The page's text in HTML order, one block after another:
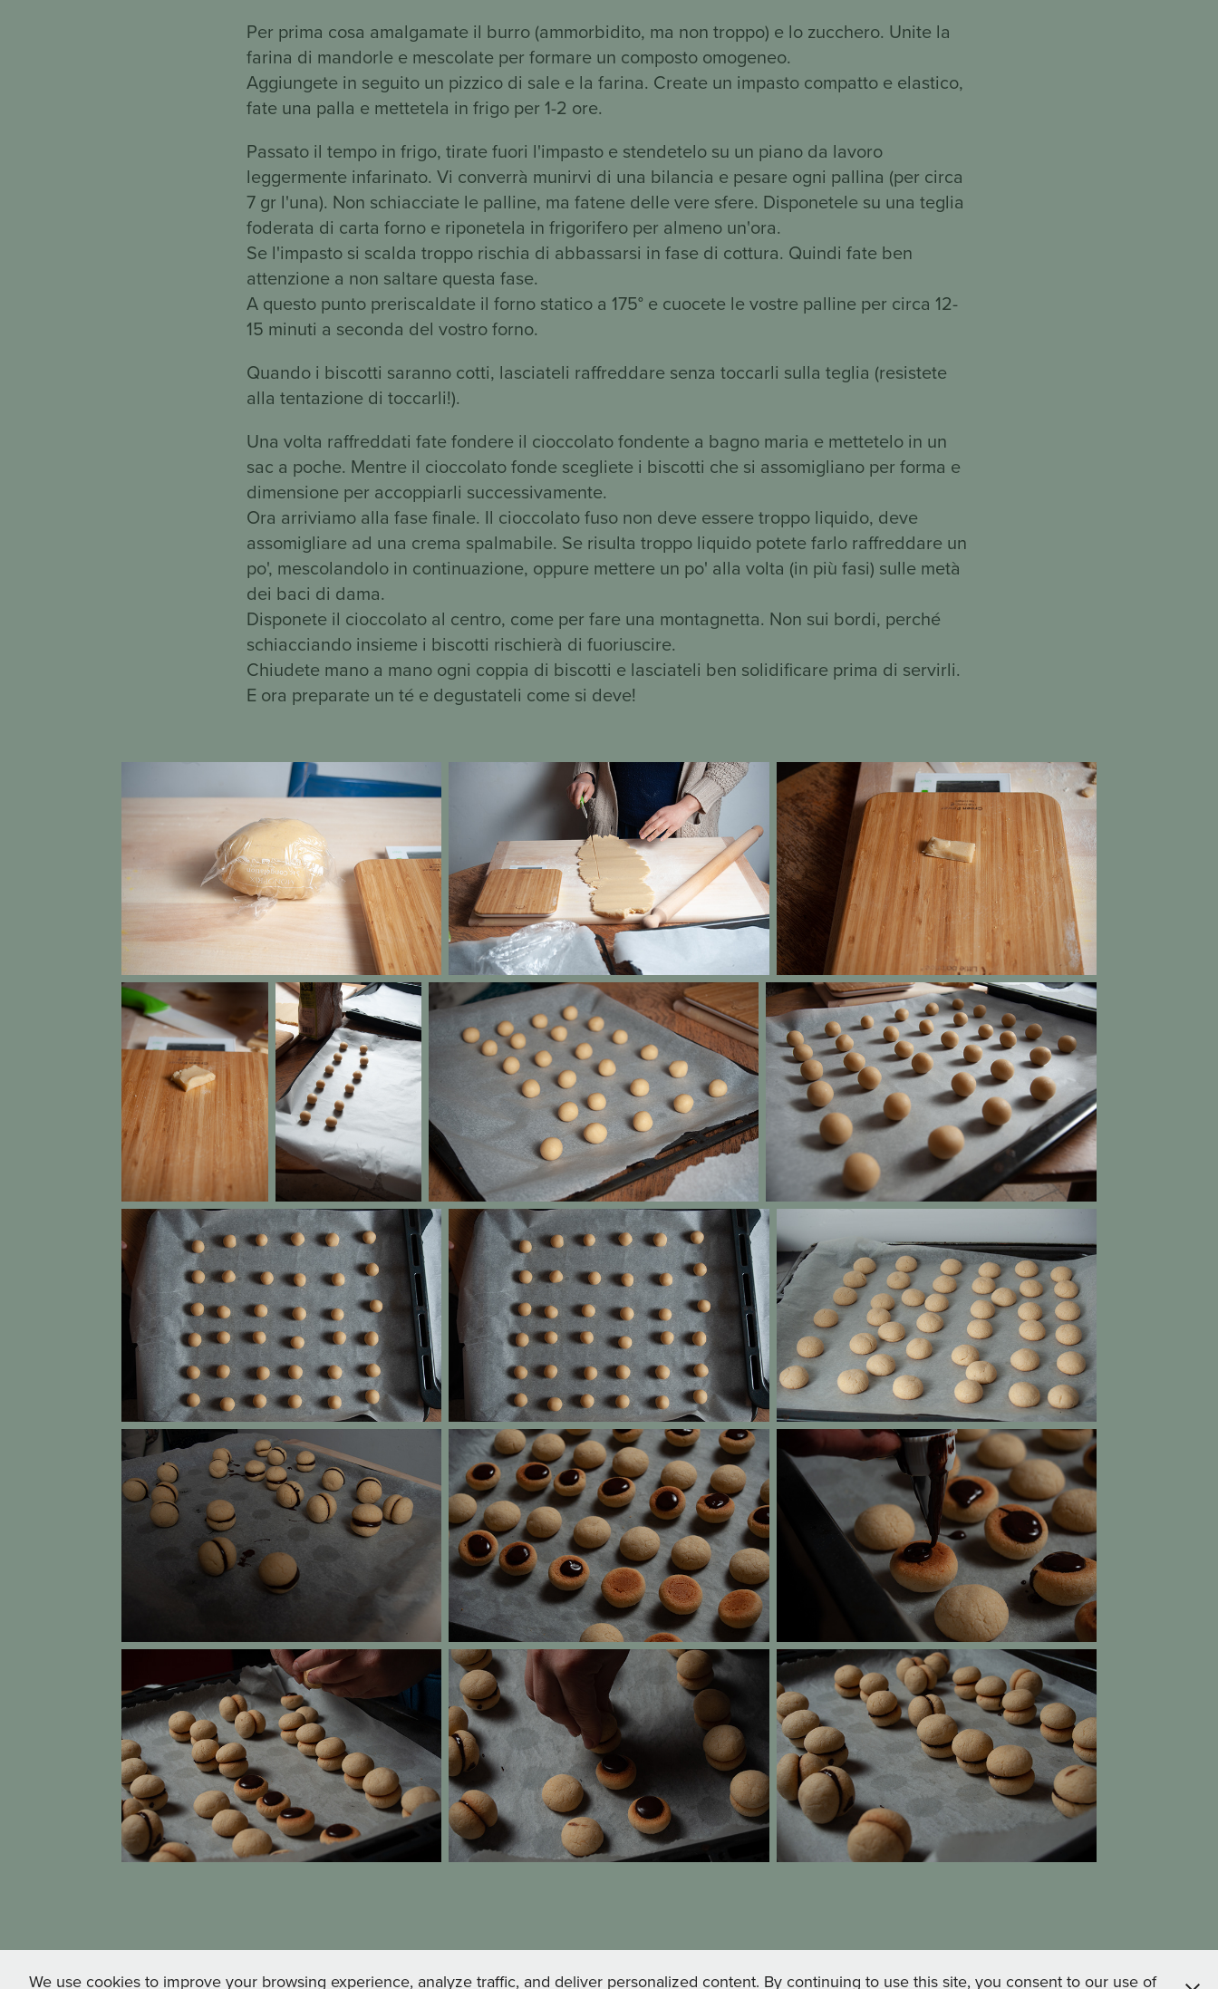
Per prima cosa amalgamate il burro (ammorbidito, ma non troppo) e lo zucchero. Unite la
farina di mandorle e mescolate per formare un composto omogeneo.
Aggiungete in seguito un pizzico di sale e la farina. Create un impasto compatto e elastico,
fate una palla e mettetela in frigo per 1-2 ore.
Passato il tempo in frigo, tirate fuori l'impasto e stendetelo su un piano da lavoro
leggermente infarinato. Vi converrà munirvi di una bilancia e pesare ogni pallina (per circa
7 gr l'una). Non schiacciate le palline, ma fatene delle vere sfere. Disponetele su una teglia
foderata di carta forno e riponetela in frigorifero per almeno un'ora.
Se l'impasto si scalda troppo rischia di abbassarsi in fase di cottura. Quindi fate ben
attenzione a non saltare questa fase.
A questo punto preriscaldate il forno statico a 175° e cuocete le vostre palline per circa 12-
15 minuti a seconda del vostro forno.
Quando i biscotti saranno cotti, lasciateli raffreddare senza toccarli sulla teglia (resistete
alla tentazione di toccarli!).
Una volta raffreddati fate fondere il cioccolato fondente a bagno maria e mettetelo in un
sac a poche. Mentre il cioccolato fonde scegliete i biscotti che si assomigliano per forma e
dimensione per accoppiarli successivamente.
Ora arriviamo alla fase finale. Il cioccolato fuso non deve essere troppo liquido, deve
assomigliare ad una crema spalmabile. Se risulta troppo liquido potete farlo raffreddare un
po', mescolandolo in continuazione, oppure mettere un po' alla volta (in più fasi) sulle metà
dei baci di dama.
Disponete il cioccolato al centro, come per fare una montagnetta. Non sui bordi, perché
schiacciando insieme i biscotti rischierà di fuoriuscire.
Chiudete mano a mano ogni coppia di biscotti e lasciateli ben solidificare prima di servirli.
E ora preparate un té e degustateli come si deve!
We use cookies to improve your browsing experience, analyze traffic, and deliver personalized content. By continuing to use this site, you consent to our use of